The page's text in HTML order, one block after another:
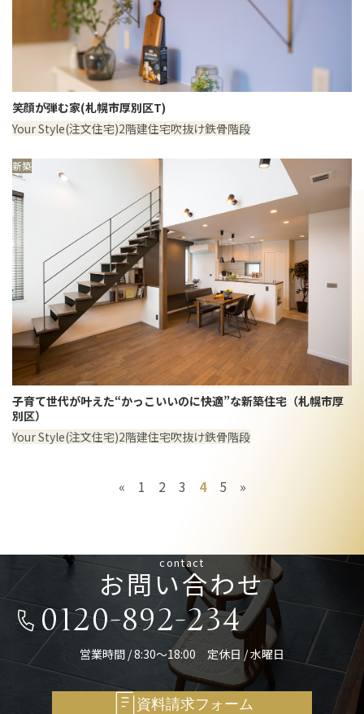
笑顔が弾む家(札幌市厚別区T)
Your Style(注文住宅)2階建住宅吹抜け鉄骨階段
新築
子育て世代が叶えた“かっこいいのに快適”な新築住宅（札幌市厚
別区）
Your Style(注文住宅)2階建住宅吹抜け鉄骨階段
« 1 2 3 4 5 »
contact
お問い合わせ
0120-892-234
営業時間 / 8:30～18:00 定休日 / 水曜日
資料請求フォーム